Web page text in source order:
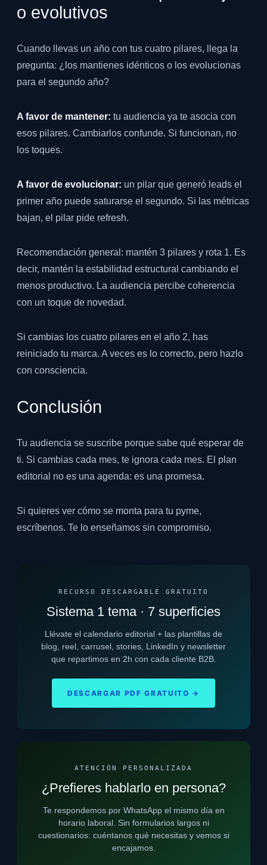
o evolutivos
Cuando llevas un año con tus cuatro pilares, llega la
pregunta: ¿los mantienes idénticos o los evolucionas
para el segundo año?
A favor de mantener: tu audiencia ya te asocia con
esos pilares. Cambiarlos confunde. Si funcionan, no
los toques.
A favor de evolucionar: un pilar que generó leads el
primer año puede saturarse el segundo. Si las métricas
bajan, el pilar pide refresh.
Recomendación general: mantén 3 pilares y rota 1. Es
decir, mantén la estabilidad estructural cambiando el
menos productivo. La audiencia percibe coherencia
con un toque de novedad.
Si cambias los cuatro pilares en el año 2, has
reiniciado tu marca. A veces es lo correcto, pero hazlo
con consciencia.
Conclusión
Tu audiencia se suscribe porque sabe qué esperar de
ti. Si cambias cada mes, te ignora cada mes. El plan
editorial no es una agenda: es una promesa.
Si quieres ver cómo se monta para tu pyme,
escríbenos. Te lo enseñamos sin compromiso.
RECURSO DESCARGABLE GRATUITO
Sistema 1 tema · 7 superficies
Llévate el calendario editorial + las plantillas de
blog, reel, carrusel, stories, LinkedIn y newsletter
que repartimos en 2h con cada cliente B2B.
DESCARGAR PDF GRATUITO →
ATENCIÓN PERSONALIZADA
¿Prefieres hablarlo en persona?
Te respondemos por WhatsApp el mismo día en
horario laboral. Sin formularios largos ni
cuestionarios: cuéntanos qué necesitas y vemos si
encajamos.